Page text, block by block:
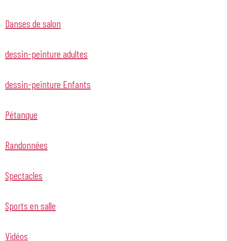
Danses de salon
dessin-peinture adultes
dessin-peinture Enfants
Pétanque
Randonnées
Spectacles
Sports en salle
Vidéos